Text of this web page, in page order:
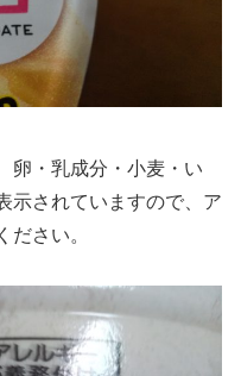
・乳成分・小麦・い
示されていますので、ア
ださい。